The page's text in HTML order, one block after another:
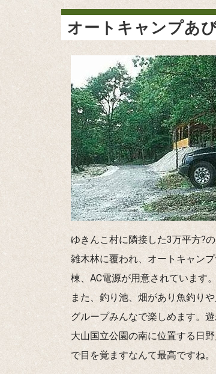
オートキャンプあ
ゆきんこ村に隣接した3万平方?
雑木林に覆われ、オートキャン
棟、AC電源が用意されています。
また、釣り池、畑があり魚釣り
グループみんなで楽しめます。
大山国立公園の南に位置する日
で目を覚ますなんて最高ですね。